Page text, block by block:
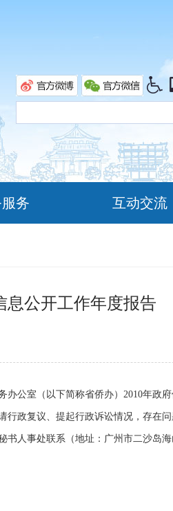
务 互动交流
息公开工作年度报告
公室（以下简称省侨办）2010年政
政复议、提起行政诉讼情况，存在
人事处联系（地址：广州市二沙岛